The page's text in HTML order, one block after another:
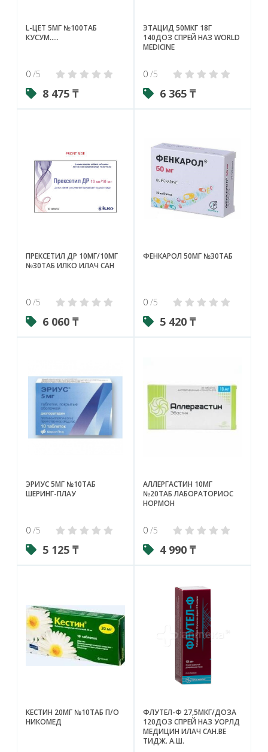
L-ЦЕТ 5МГ №100ТАБ
КУСУМ.....
0 /5
8 475 ₸
ЭТАЦИД 50МКГ 18Г
140ДОЗ СПРЕЙ НАЗ WORLD
MEDICINE
0 /5
6 365 ₸
ПРЕКСЕТИЛ ДР 10МГ/10МГ
№30ТАБ ИЛКО ИЛАЧ САН
0 /5
6 060 ₸
ФЕНКАРОЛ 50МГ №30ТАБ
0 /5
5 420 ₸
ЭРИУС 5МГ №10ТАБ
ШЕРИНГ-ПЛАУ
0 /5
5 125 ₸
АЛЛЕРГАСТИН 10МГ
№20ТАБ ЛАБОРАТОРИОС
НОРМОН
0 /5
4 990 ₸
КЕСТИН 20МГ №10ТАБ П/О
НИКОМЕД
ФЛУТЕЛ-Ф 27,5МКГ/ДОЗА
120ДОЗ СПРЕЙ НАЗ УОРЛД
МЕДИЦИН ИЛАЧ САН.ВЕ
ТИДЖ. А.Ш.